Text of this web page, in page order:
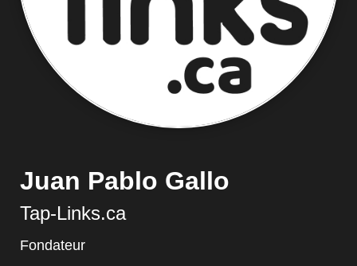
Juan Pablo Gallo
Tap-Links.ca
Fondateur